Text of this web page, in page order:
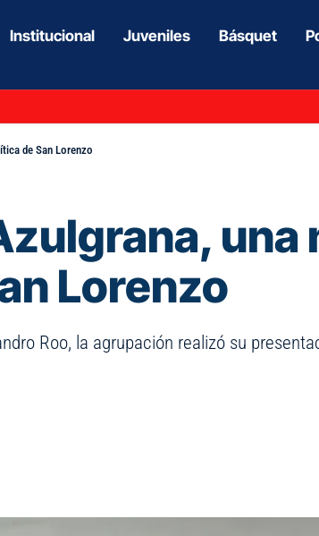
Institucional Juveniles Básquet
de San Lorenzo
una
Lorenzo
Roo, la agrupación realizó su